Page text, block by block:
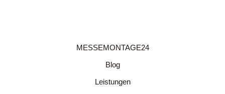
MESSEMONTAGE24
Blog
Leistungen